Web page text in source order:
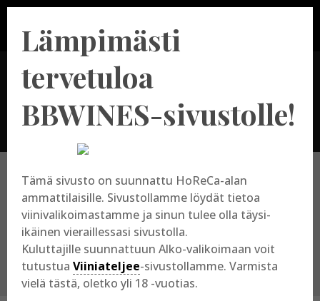
Uusi-Seelanti
Valitse tuottajamaa
Lämpimästi
tervetuloa
BBWINES-sivustolle!
Tämä sivusto on suunnattu HoReCa-alan
ammattilaisille. Sivustollamme löydät tietoa
viinivalikoimastamme ja sinun tulee olla täysi-
ikäinen vieraillessasi sivustolla.
Kuluttajille suunnattuun Alko-valikoimaan voit
tutustua Viiniateljee-sivustollamme. Varmista
vielä tästä, oletko yli 18 -vuotias.